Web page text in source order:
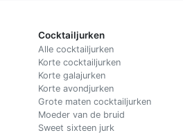
Cocktailjurken
Alle cocktailjurken
Korte cocktailjurken
Korte galajurken
Korte avondjurken
Grote maten cocktailjurken
Moeder van de bruid
Sweet sixteen jurk